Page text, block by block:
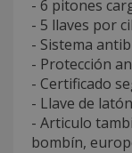
- 6 pitones
- 5 llaves por
- Sistema
- Protección
- Certificado
- Llave de
- Articulo
bombín,